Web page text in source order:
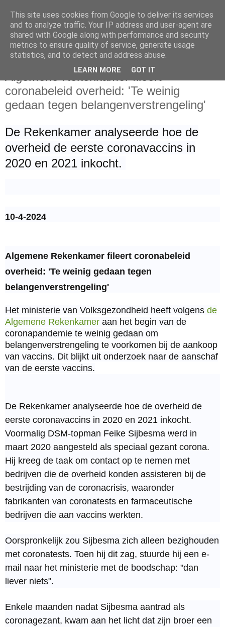
woensdag 10 april 2024
Algemene Rekenkamer fileert
coronabeleid overheid: 'Te weinig
gedaan tegen belangenverstrengeling'
De Rekenkamer analyseerde hoe de
overheid de eerste coronavaccins in
2020 en 2021 inkocht.
10-4-2024
Algemene Rekenkamer fileert coronabeleid
overheid: 'Te weinig gedaan tegen
belangenverstrengeling'
Het ministerie van Volksgezondheid heeft volgens de
Algemene Rekenkamer aan het begin van de
coronapandemie te weinig gedaan om
belangenverstrengeling te voorkomen bij de aankoop
van vaccins. Dit blijkt uit onderzoek naar de aanschaf
van de eerste vaccins.
De Rekenkamer analyseerde hoe de overheid de
eerste coronavaccins in 2020 en 2021 inkocht.
Voormalig DSM-topman Feike Sijbesma werd in
maart 2020 aangesteld als speciaal gezant corona.
Hij kreeg de taak om contact op te nemen met
bedrijven die de overheid konden assisteren bij de
bestrijding van de coronacrisis, waaronder
fabrikanten van coronatests en farmaceutische
bedrijven die aan vaccins werkten.
Oorspronkelijk zou Sijbesma zich alleen bezighouden
met coronatests. Toen hij dit zag, stuurde hij een e-
mail naar het ministerie met de boodschap: "dan
liever niets".
Enkele maanden nadat Sijbesma aantrad als
coronagezant, kwam aan het licht dat zijn broer een
This site uses cookies from Google to deliver its services
and to analyze traffic. Your IP address and user-agent are
shared with Google along with performance and security
metrics to ensure quality of service, generate usage
statistics, and to detect and address abuse.
LEARN MORE GOT IT